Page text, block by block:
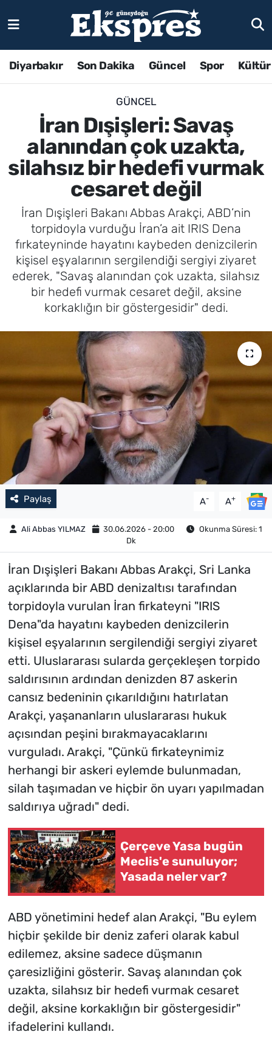
Diyarbakır Son Dakika Güncel Spor
GÜNCEL
İran Dışişleri: Savaş
alanından çok uzakta,
silahsız bir hedefi vurmak
cesaret değil
İran Dışişleri Bakanı Abbas Arakçi, ABD’nin
torpidoyla vurduğu İran’a ait IRIS Dena
fırkateyninde hayatını kaybeden denizcilerin
kişisel eşyalarının sergilendiği sergiyi ziyaret
ederek, "Savaş alanından çok uzakta, silahsız
bir hedefi vurmak cesaret değil, aksine
korkaklığın bir göstergesidir" dedi.
Paylaş A- A+
Ali Abbas YILMAZ 30.06.2026 - 20:00
Okunma Süresi: 1
Dk
İran Dışişleri Bakanı Abbas Arakçi, Sri Lanka
açıklarında bir ABD denizaltısı tarafından
torpidoyla vurulan İran firkateyni "IRIS
Dena"da hayatını kaybeden denizcilerin
kişisel eşyalarının sergilendiği sergiyi ziyaret
etti. Uluslararası sularda gerçekleşen torpido
saldırısının ardından denizden 87 askerin
cansız bedeninin çıkarıldığını hatırlatan
Arakçi, yaşananların uluslararası hukuk
açısından peşini bırakmayacaklarını
vurguladı. Arakçi, "Çünkü firkateynimiz
herhangi bir askeri eylemde bulunmadan,
silah taşımadan ve hiçbir ön uyarı yapılmadan
saldırıya uğradı" dedi.
Çerçeve Yasa bugün
Meclis'e sunuluyor;
Yasada neler var?
ABD yönetimini hedef alan Arakçi, "Bu eylem
hiçbir şekilde bir deniz zaferi olarak kabul
edilemez, aksine sadece düşmanın
çaresizliğini gösterir. Savaş alanından çok
uzakta, silahsız bir hedefi vurmak cesaret
değil, aksine korkaklığın bir göstergesidir"
ifadelerini kullandı.